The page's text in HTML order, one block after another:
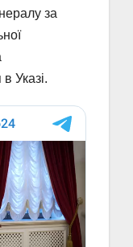
за
Указі.